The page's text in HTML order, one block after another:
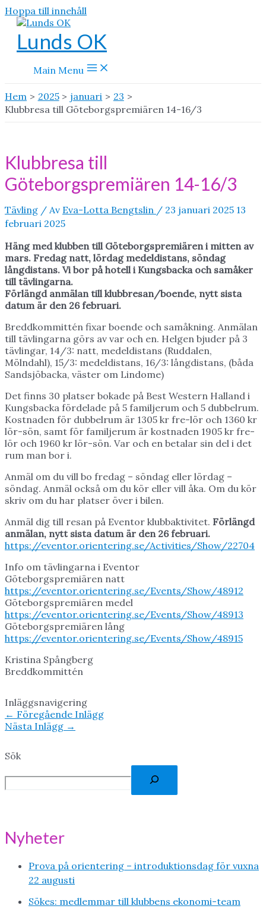
Hoppa till innehåll
Lunds OK
Main Menu
Hem 2025 januari
23
Klubbresa till Göteborgspremiären 14-16/3
Klubbresa till
Göteborgspremiären 14-16/3
Tävling / Av Eva-Lotta Bengtslin / 23 januari 2025 13
februari 2025
Häng med klubben till Göteborgspremiären i mitten av
mars. Fredag natt, lördag medeldistans, söndag
långdistans. Vi bor på hotell i Kungsbacka och samåker
till tävlingarna.
Förlängd anmälan till klubbresan/boende, nytt sista
datum är den 26 februari.
Breddkommittén fixar boende och samåkning. Anmälan
till tävlingarna görs av var och en. Helgen bjuder på 3
tävlingar, 14/3: natt, medeldistans (Ruddalen,
Mölndahl), 15/3: medeldistans, 16/3: långdistans, (båda
Sandsjöbacka, väster om Lindome)
Det finns 30 platser bokade på Best Western Halland i
Kungsbacka fördelade på 5 familjerum och 5 dubbelrum.
Kostnaden för dubbelrum är 1305 kr fre-lör och 1360 kr
lör-sön, samt för familjerum är kostnaden 1905 kr fre-
lör och 1960 kr lör-sön. Var och en betalar sin del i det
rum man bor i.
Anmäl om du vill bo fredag – söndag eller lördag –
söndag. Anmäl också om du kör eller vill åka. Om du kör
skriv om du har platser över i bilen.
Anmäl dig till resan på Eventor klubbaktivitet. Förlängd
anmälan, nytt sista datum är den 26 februari.
https://eventor.orientering.se/Activities/Show/22704
Info om tävlingarna i Eventor
Göteborgspremiären natt
https://eventor.orientering.se/Events/Show/48912
Göteborgspremiären medel
https://eventor.orientering.se/Events/Show/48913
Göteborgspremiären lång
https://eventor.orientering.se/Events/Show/48915
Kristina Spångberg
Breddkommittén
Inläggsnavigering
← Föregående Inlägg
Nästa Inlägg →
Sök
Nyheter
Prova på orientering – introduktionsdag för vuxna
22 augusti
Sökes: medlemmar till klubbens ekonomi-team